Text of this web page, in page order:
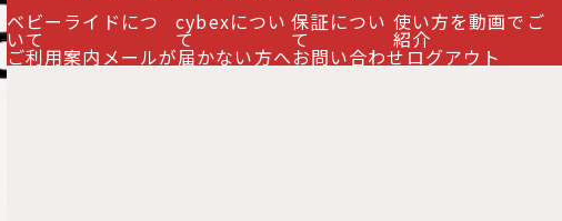
ベビーライドにつ
いて
cybexについ
て
保証につい
て
使い方を動画でご
紹介
ご利用案内 メールが届かない方へお問い合わせログアウト